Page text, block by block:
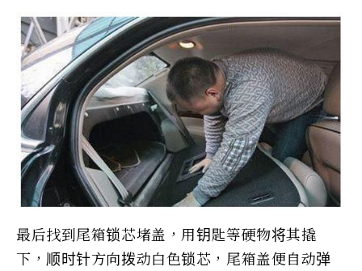
最后找到尾箱锁芯堵盖，用钥匙等硬物将其撬
下，顺时针方向拨动白色锁芯，尾箱盖便自动弹